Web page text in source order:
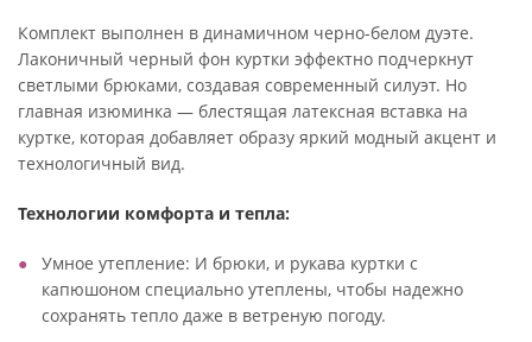
Комплект выполнен в динамичном черно-белом дуэте.
Лаконичный черный фон куртки эффектно подчеркнут
светлыми брюками, создавая современный силуэт. Но
главная изюминка — блестящая латексная вставка на
куртке, которая добавляет образу яркий модный акцент и
технологичный вид.
Технологии комфорта и тепла:
Умное утепление: И брюки, и рукава куртки с
капюшоном специально утеплены, чтобы надежно
сохранять тепло даже в ветреную погоду.